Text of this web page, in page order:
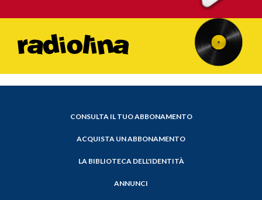
CONSULTA IL TUO ABBONAMENTO
ACQUISTA UN ABBONAMENTO
LA BIBLIOTECA DELL'IDENTITÀ
ANNUNCI